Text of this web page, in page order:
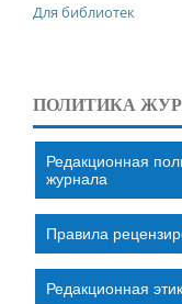
Для библиотек
ПОЛИТИКА
Редакционная
журнала
Правила
Редакционная